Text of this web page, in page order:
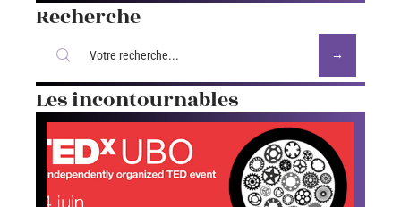
Recherche
Les incontournables